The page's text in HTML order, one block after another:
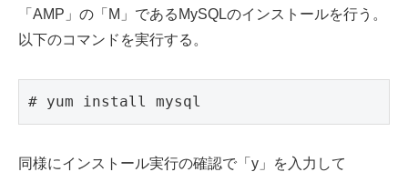
「AMP」の「M」であるMySQLのインストールを行う。
以下のコマンドを実行する。
# yum install mysql
同様にインストール実行の確認で「y」を入力して